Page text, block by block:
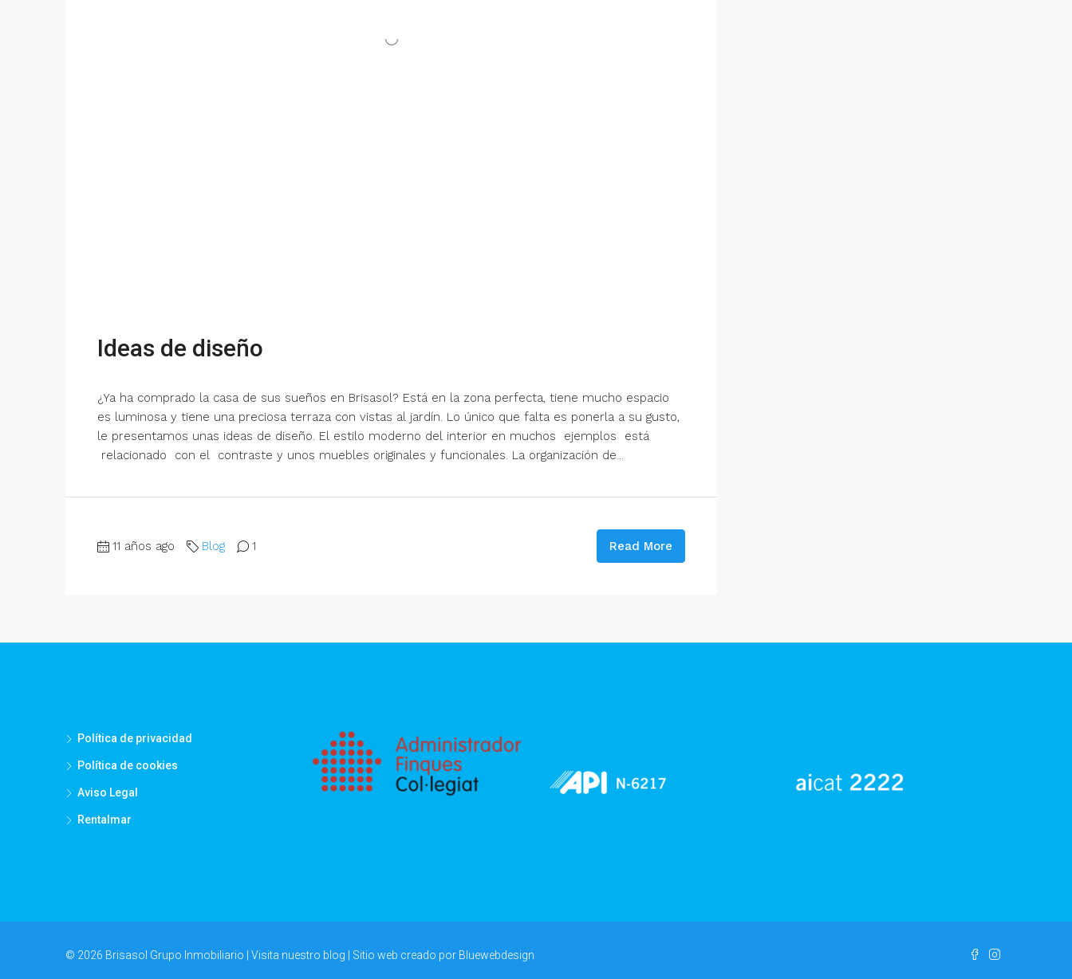
Ideas de diseño
¿Ya ha comprado la casa de sus sueños en Brisasol? Está en la zona perfecta, tiene mucho espacio
es luminosa y tiene una preciosa terraza con vistas al jardín. Lo único que falta es ponerla a su gusto,
le presentamos unas ideas de diseño. El estilo moderno del interior en muchos ejemplos está
relacionado con el contraste y unos muebles originales y funcionales. La organización de...
11 años ago Blog 1 Read More
Política de privacidad
Política de cookies
Aviso Legal
Rentalmar
© 2026 Brisasol Grupo Inmobiliario | Visita nuestro blog | Sitio web creado por Bluewebdesign